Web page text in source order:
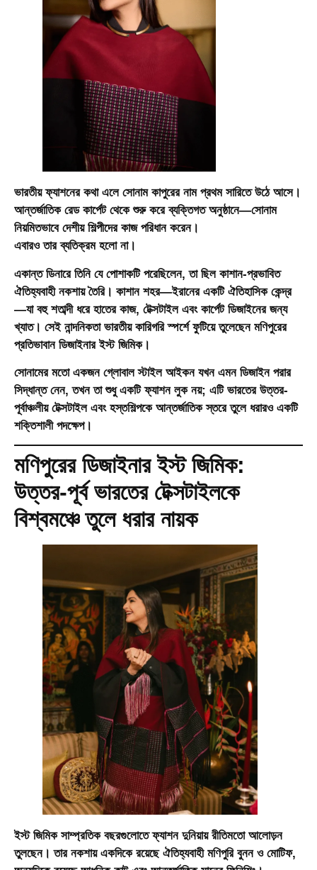
ভারতীয় ফ্যাশনের কথা এলে সোনাম কাপুরের নাম প্রথম সারিতে উঠে আসে।
আন্তর্জাতিক রেড কার্পেট থেকে শুরু করে ব্যক্তিগত অনুষ্ঠানে—সোনাম
নিয়মিতভাবে দেশীয় শিল্পীদের কাজ পরিধান করেন।
এবারও তার ব্যতিক্রম হলো না।
একান্ত ডিনারে তিনি যে পোশাকটি পরেছিলেন, তা ছিল কাশান-প্রভাবিত
ঐতিহ্যবাহী নকশায় তৈরি। কাশান শহর—ইরানের একটি ঐতিহাসিক কেন্দ্র
—যা বহু শতাব্দী ধরে হাতের কাজ, টেক্সটাইল এবং কার্পেট ডিজাইনের জন্য
খ্যাত। সেই নান্দনিকতা ভারতীয় কারিগরি স্পর্শে ফুটিয়ে তুলেছেন মণিপুরের
প্রতিভাবান ডিজাইনার ইস্ট জিমিক।
সোনামের মতো একজন গ্লোবাল স্টাইল আইকন যখন এমন ডিজাইন পরার
সিদ্ধান্ত নেন, তখন তা শুধু একটি ফ্যাশন লুক নয়; এটি ভারতের উত্তর-
পূর্বাঞ্চলীয় টেক্সটাইল এবং হস্তশিল্পকে আন্তর্জাতিক স্তরে তুলে ধরারও একটি
শক্তিশালী পদক্ষেপ।
মণিপুরের ডিজাইনার ইস্ট জিমিক:
উত্তর-পূর্ব ভারতের টেক্সটাইলকে
বিশ্বমঞ্চে তুলে ধরার নায়ক
ইস্ট জিমিক সাম্প্রতিক বছরগুলোতে ফ্যাশন দুনিয়ায় রীতিমতো আলোড়ন
তুলছেন। তার নকশায় একদিকে রয়েছে ঐতিহ্যবাহী মণিপুরি বুনন ও মোটিফ,